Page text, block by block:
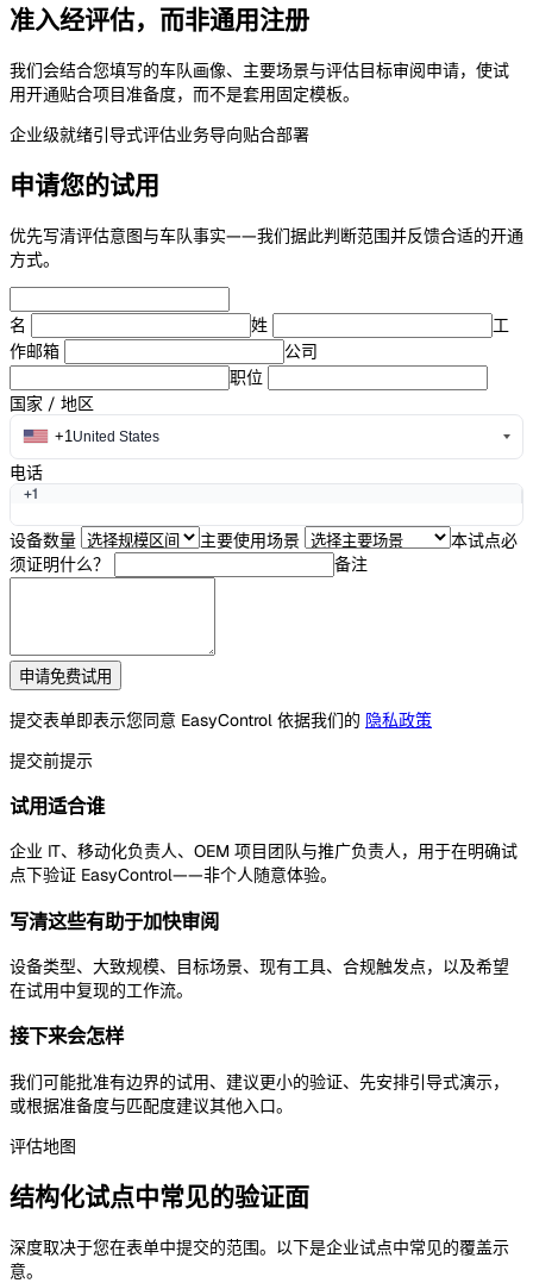
准入经评估，而非通用注册
我们会结合您填写的车队画像、主要场景与评估目标审阅申请，使试
用开通贴合项目准备度，而不是套用固定模板。
企业级就绪引导式评估业务导向贴合部署
申请您的试用
优先写清评估意图与车队事实——我们据此判断范围并反馈合适的开通
方式。
名 姓
工
作邮箱
公司
职位
国家 / 地区
+1United States
电话
+1
设备数量 主要使用场景
本试点必
须证明什么？
备注
申请免费试用
提交表单即表示您同意 EasyControl 依据我们的 隐私政策
提交前提示
试用适合谁
企业 IT、移动化负责人、OEM 项目团队与推广负责人，用于在明确试
点下验证 EasyControl——非个人随意体验。
写清这些有助于加快审阅
设备类型、大致规模、目标场景、现有工具、合规触发点，以及希望
在试用中复现的工作流。
接下来会怎样
我们可能批准有边界的试用、建议更小的验证、先安排引导式演示，
或根据准备度与匹配度建议其他入口。
评估地图
结构化试点中常见的验证面
深度取决于您在表单中提交的范围。以下是企业试点中常见的覆盖示
意。